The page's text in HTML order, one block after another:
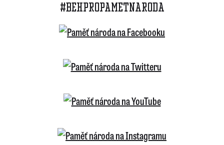
#BEHPROPAMETNARODA